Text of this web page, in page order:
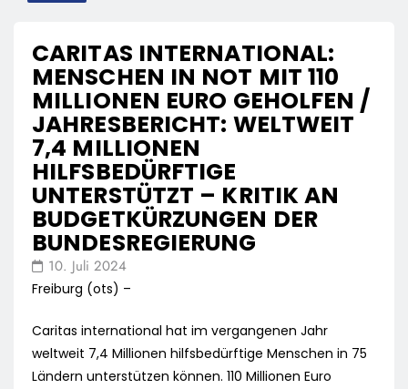
CARITAS INTERNATIONAL:
MENSCHEN IN NOT MIT 110
MILLIONEN EURO GEHOLFEN /
JAHRESBERICHT: WELTWEIT
7,4 MILLIONEN
HILFSBEDÜRFTIGE
UNTERSTÜTZT – KRITIK AN
BUDGETKÜRZUNGEN DER
BUNDESREGIERUNG
10. Juli 2024
Freiburg (ots) –
Caritas international hat im vergangenen Jahr
weltweit 7,4 Millionen hilfsbedürftige Menschen in 75
Ländern unterstützen können. 110 Millionen Euro